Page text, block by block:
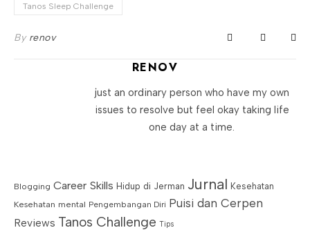
Tanos Sleep Challenge
By renov
RENOV
just an ordinary person who have my own
issues to resolve but feel okay taking life
one day at a time.
Blogging Career Skills Hidup di Jerman Jurnal Kesehatan
Kesehatan mental Pengembangan Diri Puisi dan Cerpen
Reviews Tanos Challenge Tips